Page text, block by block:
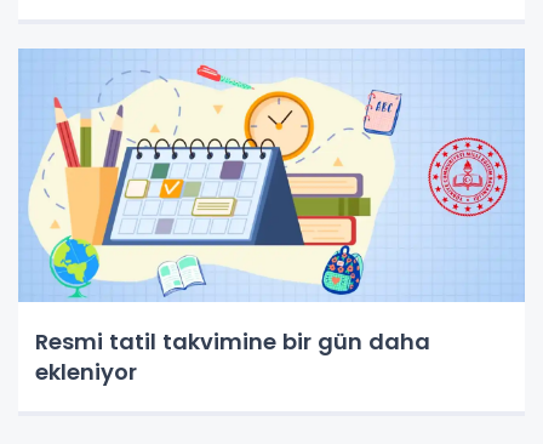
Resmi tatil takvimine bir gün daha
ekleniyor